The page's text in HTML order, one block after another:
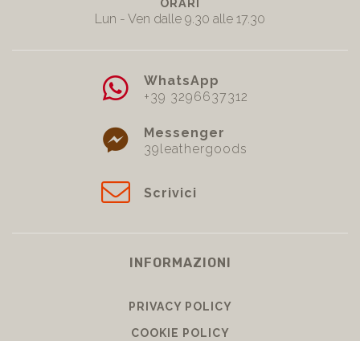
ORARI
Lun - Ven dalle 9.30 alle 17.30
WhatsApp
+39 3296637312
Messenger
39leathergoods
Scrivici
INFORMAZIONI
PRIVACY POLICY
COOKIE POLICY